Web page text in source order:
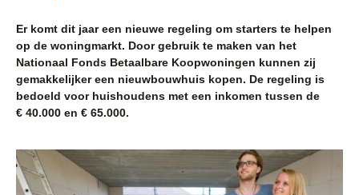
Er komt dit jaar een nieuwe regeling om starters te helpen
op de woningmarkt. Door gebruik te maken van het
Nationaal Fonds Betaalbare Koopwoningen kunnen zij
gemakkelijker een nieuwbouwhuis kopen. De regeling is
bedoeld voor huishoudens met een inkomen tussen de
€ 40.000 en € 65.000.